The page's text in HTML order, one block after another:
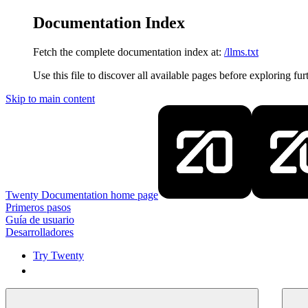
Documentation Index
Fetch the complete documentation index at: /llms.txt
Use this file to discover all available pages before exploring
Skip to main content
Twenty Documentation home page
Primeros pasos
Guía de usuario
Desarrolladores
Try Twenty